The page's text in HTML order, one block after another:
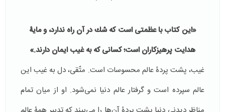
«اين كتاب با عظمتی است كه شك در آن راه ندارد، و مايۀ
هدايت پرهيزكاران است؛ کسانی که به غیب ایمان دارند.»
غیب، پشت پردۀ عالم محسوسات است. متّقی، دل به غیب این
عالم سپرده است و گرفتار عالم دنیا نمی‌شود. او از میان تمام